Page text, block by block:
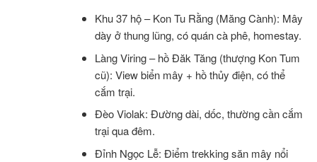
Khu 37 hộ – Kon Tu Rằng (Măng Cành): Mây
dày ở thung lũng, có quán cà phê, homestay.
Làng Viring – hồ Đăk Tăng (thượng Kon Tum
cũ): View biển mây + hồ thủy điện, có thể
cắm trại.
Đèo Violak: Đường dài, dốc, thường cần cắm
trại qua đêm.
Đỉnh Ngọc Lễ: Điểm trekking săn mây nổi